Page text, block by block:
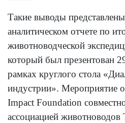
Такие выводы
аналитическом отчете по
животноводческой
который был презентован
рамках круглого стола
индустрии». Мероприятие
Impact Foundation
ассоциацией животноводов